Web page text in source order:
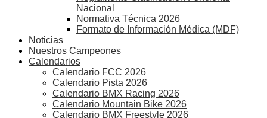
Nacional
Normativa Técnica 2026
Formato de Información Médica (MDF)
Noticias
Nuestros Campeones
Calendarios
Calendario FCC 2026
Calendario Pista 2026
Calendario BMX Racing 2026
Calendario Mountain Bike 2026
Calendario BMX Freestyle 2026